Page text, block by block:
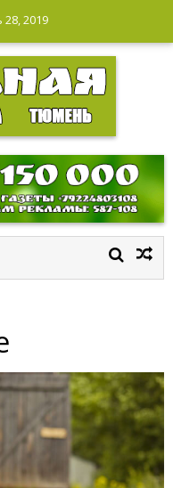
2019
ГАЗЕТА